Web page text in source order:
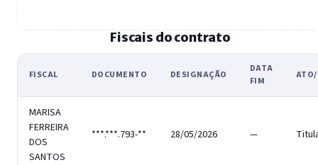
Fiscais do contrato
FISCAL DOCUMENTO DESIGNAÇÃO
DATA
FIM
MARISA
FERREIRA
DOS
SANTOS
***.***.793-** 28/05/2026 —